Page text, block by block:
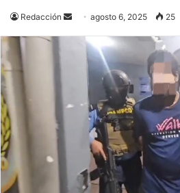
Redacción
Send
email
agosto 6, 2025 25